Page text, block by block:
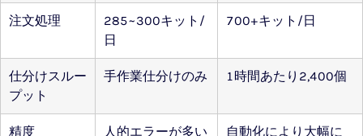
注文処理
285~300キット/
日
700+キット/日
仕分けスルー
プット
手作業仕分けのみ 1時間あたり2,400個
精度 人的エラーが多い
自動化により大幅に